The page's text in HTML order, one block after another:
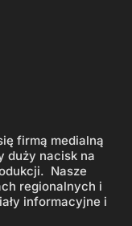
firmą medialną
duży nacisk na
Nasze
regionalnych i
informacyjne i